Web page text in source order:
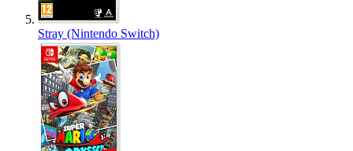
Stray (Nintendo Switch)